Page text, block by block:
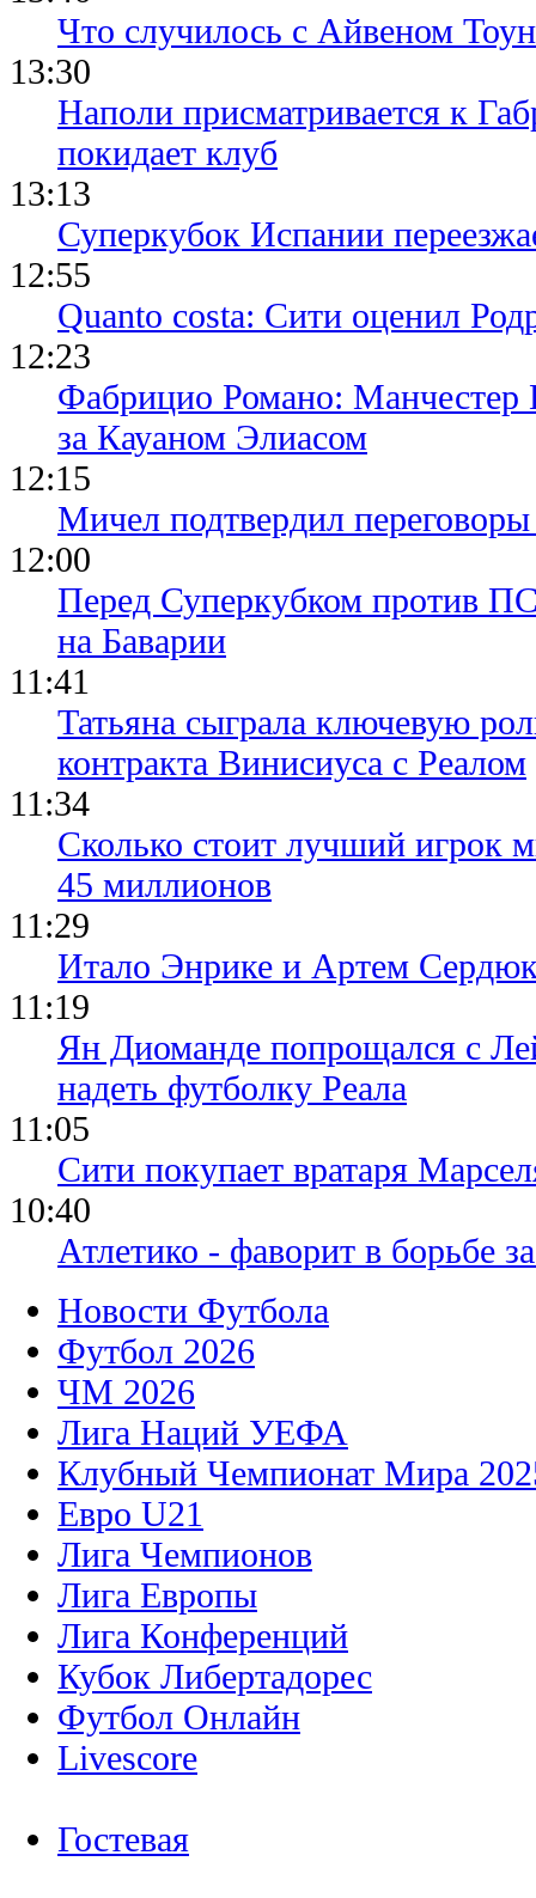
Что случилось с Айвеном
13:30
Наполи присматривается к
покидает клуб
13:13
Суперкубок Испании
12:55
Quanto costa: Сити оценил
12:23
Фабрицио Романо: Манчестер
за Кауаном Элиасом
12:15
Мичел подтвердил
12:00
Перед Суперкубком против
на Баварии
11:41
Татьяна сыграла ключевую
контракта Винисиуса с Реалом
11:34
Сколько стоит лучший игрок
45 миллионов
11:29
Итало Энрике и Артем
11:19
Ян Диоманде попрощался с
надеть футболку Реала
11:05
Сити покупает вратаря
10:40
Атлетико - фаворит в борьбе
Новости Футбола
Футбол 2026
ЧМ 2026
Лига Наций УЕФА
Клубный Чемпионат Мира
Евро U21
Лига Чемпионов
Лига Европы
Лига Конференций
Кубок Либертадорес
Футбол Онлайн
Livescore
Гостевая